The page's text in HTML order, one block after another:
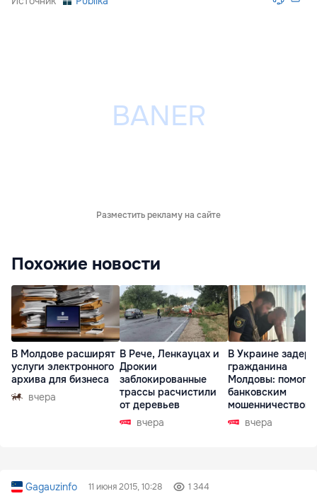
Разместить рекламу на сайте
Похожие новости
В Молдове расширят
услуги электронного
архива для бизнеса
вчера
В Рече, Ленкауцах и
Дрокии
заблокированные
трассы расчистили
от деревьев
вчера
В Украине
гражданина
Молдовы:
банковским
мошенничеством
Чехиивчера
Gagauzinfo 11 июня 2015, 10:28 1 344